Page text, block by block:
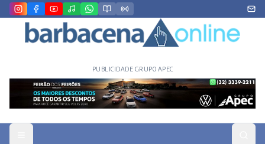
PUBLICIDADE GRUPO APEC